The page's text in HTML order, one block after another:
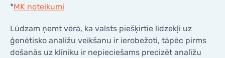
*MK noteikumi
Lūdzam ņemt vērā, ka valsts piešķirtie līdzekļi uz
ģenētisko analīžu veikšanu ir ierobežoti, tāpēc pirms
došanās uz klīniku ir nepieciešams precizēt analīžu